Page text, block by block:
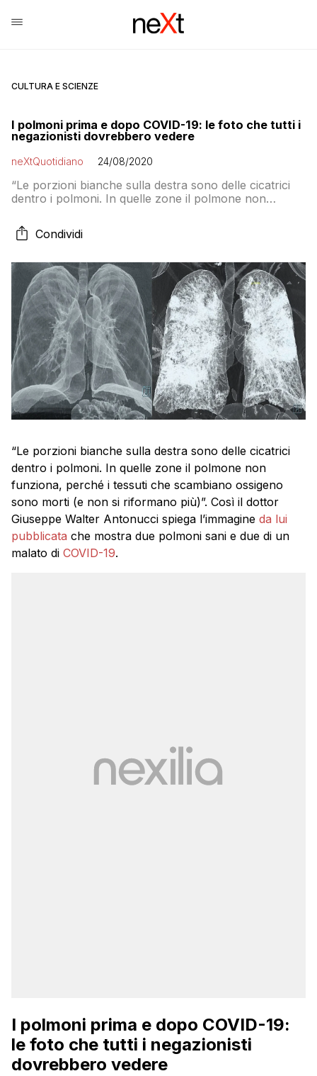
CULTURA E SCIENZE
I polmoni prima e dopo COVID-19: le foto che tutti i
negazionisti dovrebbero vedere
neXtQuotidiano 24/08/2020
“Le porzioni bianche sulla destra sono delle cicatrici
dentro i polmoni. In quelle zone il polmone non
sono morti (e non si riformano più)”. Così il dottor
Giuseppe Walter Antonucci spiega l’immagine da lui
malato di COVID-19
Condividi
“Le porzioni bianche sulla destra sono delle cicatrici
dentro i polmoni. In quelle zone il polmone non
funziona, perché i tessuti che scambiano ossigeno
sono morti (e non si riformano più)”. Così il dottor
Giuseppe Walter Antonucci spiega l’immagine da lui
pubblicata che mostra due polmoni sani e due di un
malato di COVID-19.
I polmoni prima e dopo COVID-19:
le foto che tutti i negazionisti
dovrebbero vedere